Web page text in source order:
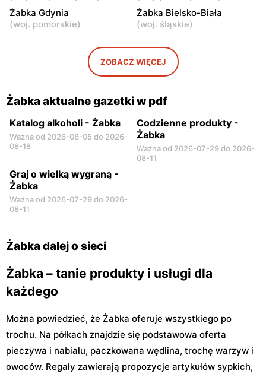
4
Warszawa, ul. Chmielna 11 Warszawa, ul. Krucza 46
Żabka Gdynia
(woj. pomorskie)
Żabka Bielsko-Biała
(woj. śląskie)
ZOBACZ WIĘCEJ
Żabka aktualne gazetki w pdf
Katalog alkoholi - Żabka
Ważna od 2026-08-05 do 2026-
08-18
Codzienne produkty -
Żabka
Ważna od 2026-07-29 do 2026-
08-11
Graj o wielką wygraną -
Żabka
Ważna od 2026-07-29 do 2026-
08-11
Żabka dalej o sieci
Żabka – tanie produkty i usługi dla
każdego
Można powiedzieć, że Żabka oferuje wszystkiego po
trochu. Na półkach znajdzie się podstawowa oferta
pieczywa i nabiału, paczkowana wędlina, trochę warzyw i
owoców. Regały zawierają propozycje artykułów sypkich,